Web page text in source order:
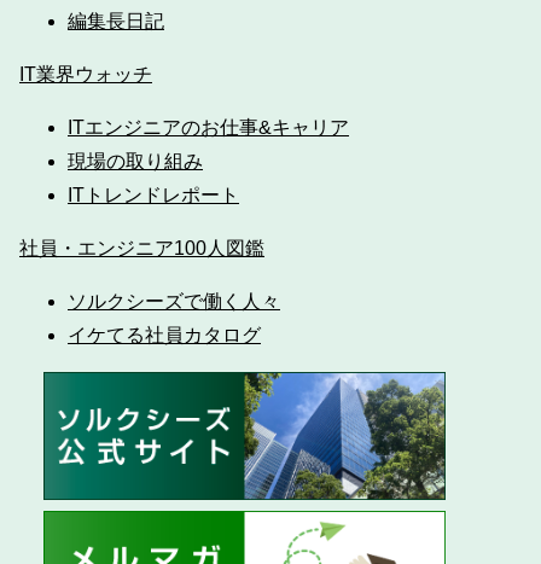
編集長日記
IT業界ウォッチ
ITエンジニアのお仕事&キャリア
現場の取り組み
ITトレンドレポート
社員・エンジニア100人図鑑
ソルクシーズで働く人々
イケてる社員カタログ